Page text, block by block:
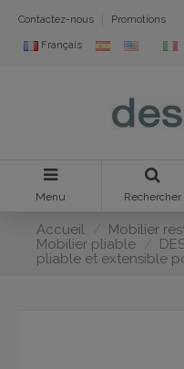
Contactez-nous Promotions
Français
Menu Rechercher
Accueil
Mobilier
Mobilier pliable
pliable et extensible